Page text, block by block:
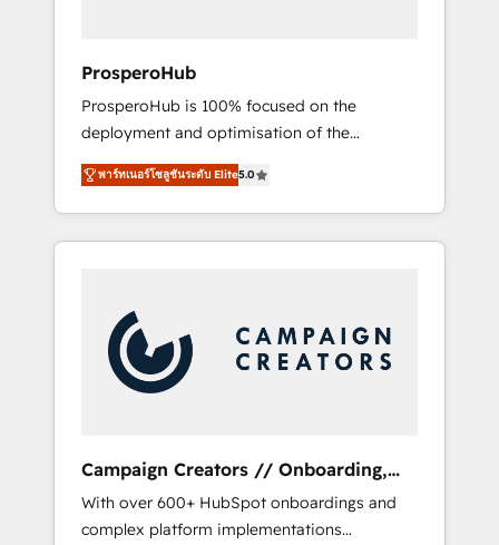
ProsperoHub
ProsperoHub is 100% focused on the
deployment and optimisation of the
HubSpot CRM platform. Our highly
experienced team of solutions experts will
ensure that you achieve maximum adoption
and ROI from your HubSpot investment. Use
your team on their HubSpot journey, design
and implement your processes and skilfully
bring your revenue infrastructure to life. Our
collaborative approach keeps you in control
supported over 500 organisations with
HubSpot implementation, optimisation,
training, and adoption assurance. Our tried
พาร์ทเนอร์โซลูชันระดับ Elite5.0
Campaign Creators // Onboarding,
CRM Migration
With over 600+ HubSpot onboardings and
complex platform implementations